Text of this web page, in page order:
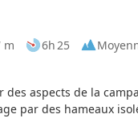
m 6h 25
aspects de la
par des hameaux